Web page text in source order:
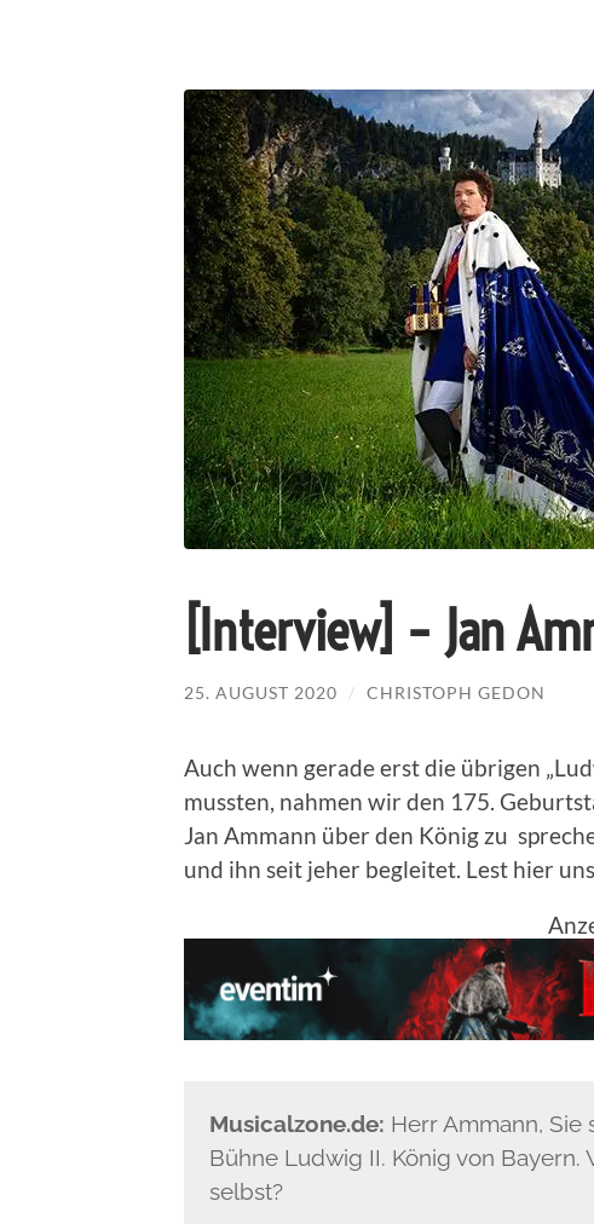
[Interview] – Jan
25. AUGUST 2020 / CHRISTOPH GEDON
Auch wenn gerade erst die übrigen
mussten, nahmen wir den 175.
Jan Ammann über den König zu
und ihn seit jeher begleitet. Lest hier
Musicalzone.de: Herr Ammann, Sie
Bühne Ludwig II. König von
selbst?